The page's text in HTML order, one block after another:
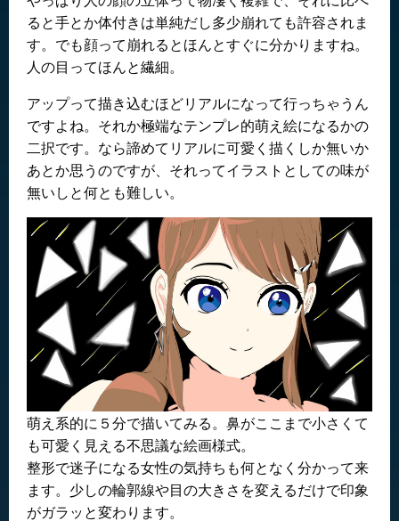
ると手とか体付きは単純だし多少崩れても許容されま
す。でも顔って崩れるとほんとすぐに分かりますね。
人の目ってほんと繊細。
アップって描き込むほどリアルになって行っちゃうん
ですよね。それか極端なテンプレ的萌え絵になるかの
二択です。なら諦めてリアルに可愛く描くしか無いか
あとか思うのですが、それってイラストとしての味が
無いしと何とも難しい。
萌え系的に５分で描いてみる。鼻がここまで小さくて
も可愛く見える不思議な絵画様式。
整形で迷子になる女性の気持ちも何となく分かって来
ます。少しの輪郭線や目の大きさを変えるだけで印象
がガラッと変わります。